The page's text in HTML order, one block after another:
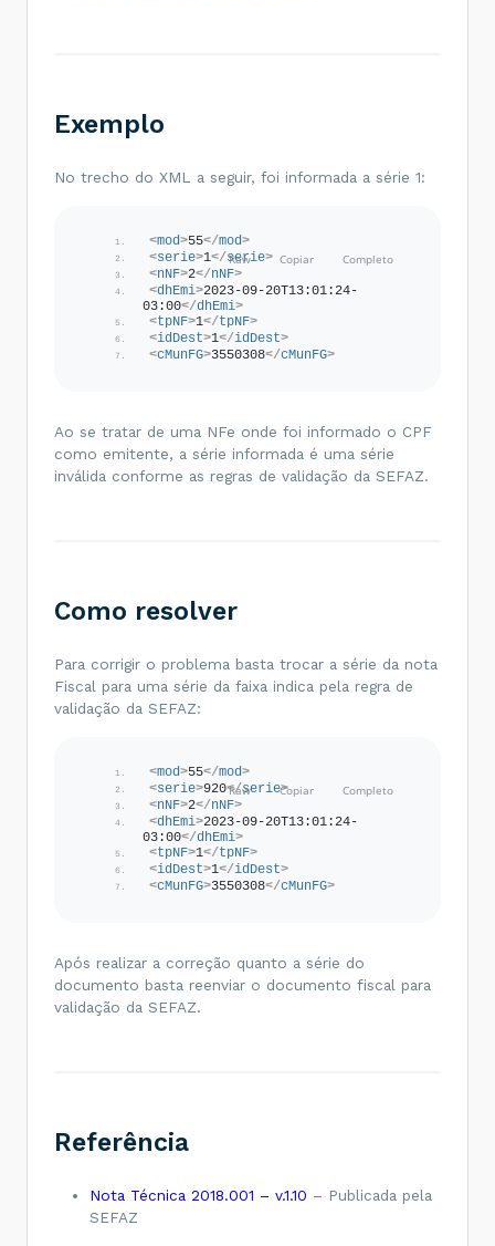
Exemplo
No trecho do XML a seguir, foi informada a série 1:
<mod>55</mod>
<serie>1</serie>
<nNF>2</nNF>
<dhEmi>2023-09-20T13:01:24-
03:00</dhEmi>
<tpNF>1</tpNF>
<idDest>1</idDest>
<cMunFG>3550308</cMunFG>
Ao se tratar de uma NFe onde foi informado o CPF
como emitente, a série informada é uma série
inválida conforme as regras de validação da SEFAZ.
Como resolver
Para corrigir o problema basta trocar a série da nota
Fiscal para uma série da faixa indica pela regra de
validação da SEFAZ:
<mod>55</mod>
<serie>920</serie>
<nNF>2</nNF>
<dhEmi>2023-09-20T13:01:24-
03:00</dhEmi>
<tpNF>1</tpNF>
<idDest>1</idDest>
<cMunFG>3550308</cMunFG>
Após realizar a correção quanto a série do
documento basta reenviar o documento fiscal para
validação da SEFAZ.
Referência
Nota Técnica 2018.001 – v.1.10 – Publicada pela
SEFAZ